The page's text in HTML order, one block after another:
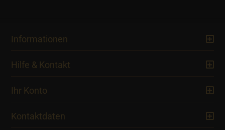
Informationen
Hilfe & Kontakt
Ihr Konto
Kontaktdaten